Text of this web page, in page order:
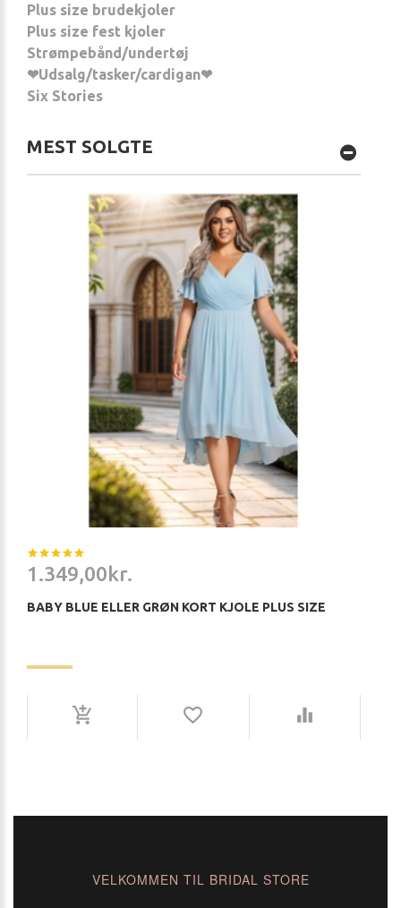
Plus size brudekjoler
Plus size fest kjoler
Strømpebånd/undertøj
❤Udsalg/tasker/cardigan❤
Six Stories
MEST SOLGTE
1.349,00kr.
BABY BLUE ELLER GRØN KORT KJOLE PLUS SIZE
VELKOMMEN TIL BRIDAL STORE